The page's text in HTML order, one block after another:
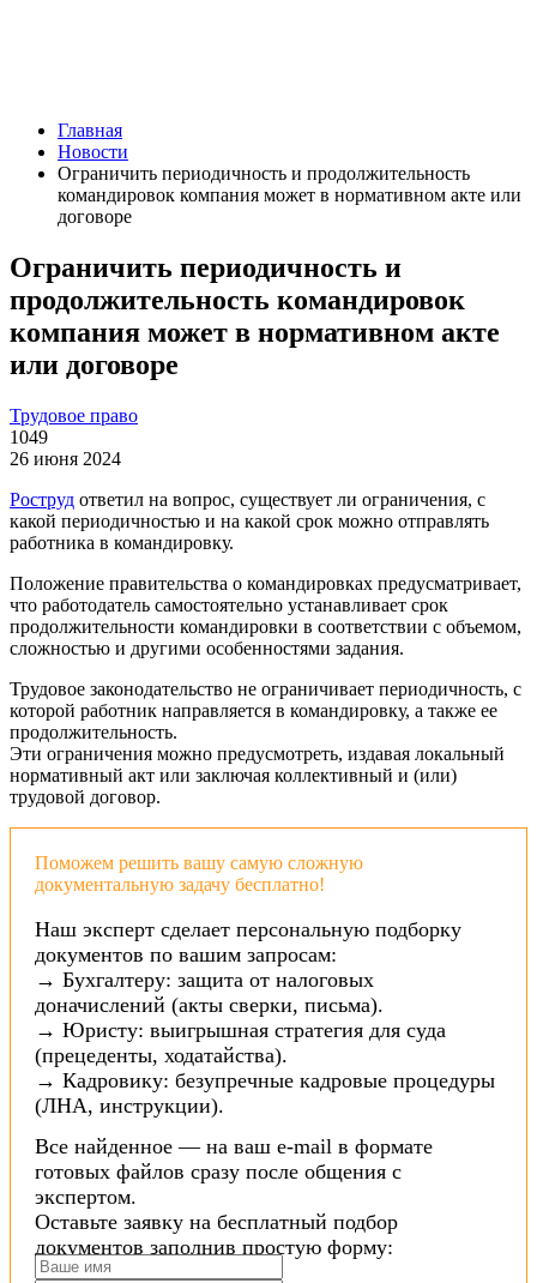
Главная
Новости
Ограничить периодичность и продолжительность
командировок компания может в нормативном акте или
договоре
Ограничить периодичность и
продолжительность командировок
компания может в нормативном акте
или договоре
Трудовое право
1049
26 июня 2024
Роструд ответил на вопрос, существует ли ограничения, с
какой периодичностью и на какой срок можно отправлять
работника в командировку.
Положение правительства о командировках предусматривает,
что работодатель самостоятельно устанавливает срок
продолжительности командировки в соответствии с объемом,
сложностью и другими особенностями задания.
Трудовое законодательство не ограничивает периодичность, с
которой работник направляется в командировку, а также ее
продолжительность.
Эти ограничения можно предусмотреть, издавая локальный
нормативный акт или заключая коллективный и (или)
трудовой договор.
Поможем решить вашу самую сложную
документальную задачу бесплатно!
Наш эксперт сделает персональную подборку
документов по вашим запросам:
→ Бухгалтеру: защита от налоговых
доначислений (акты сверки, письма).
→ Юристу: выигрышная стратегия для суда
(прецеденты, ходатайства).
→ Кадровику: безупречные кадровые процедуры
(ЛНА, инструкции).
Все найденное — на ваш e-mail в формате
готовых файлов сразу после общения с
экспертом.
Оставьте заявку на бесплатный подбор
документов заполнив простую форму: